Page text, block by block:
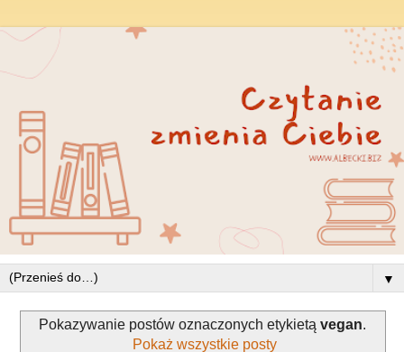
▼
Pokazywanie postów oznaczonych etykietą vegan.
Pokaż wszystkie posty